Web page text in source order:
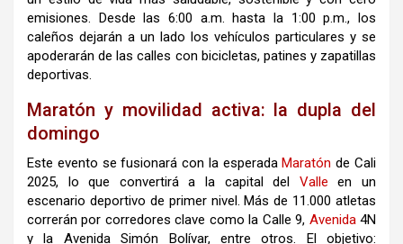
emisiones. Desde las 6:00 a.m. hasta la 1:00 p.m., los
caleños dejarán a un lado los vehículos particulares y se
apoderarán de las calles con bicicletas, patines y zapatillas
deportivas.
Maratón y movilidad activa: la dupla del
domingo
Este evento se fusionará con la esperadaMaratón de Cali
2025, lo que convertirá a la capital del Valle en un
escenario deportivo de primer nivel. Más de 11.000 atletas
correrán por corredores clave como la Calle 9, Avenida4N
y la Avenida Simón Bolívar, entre otros. El objetivo: